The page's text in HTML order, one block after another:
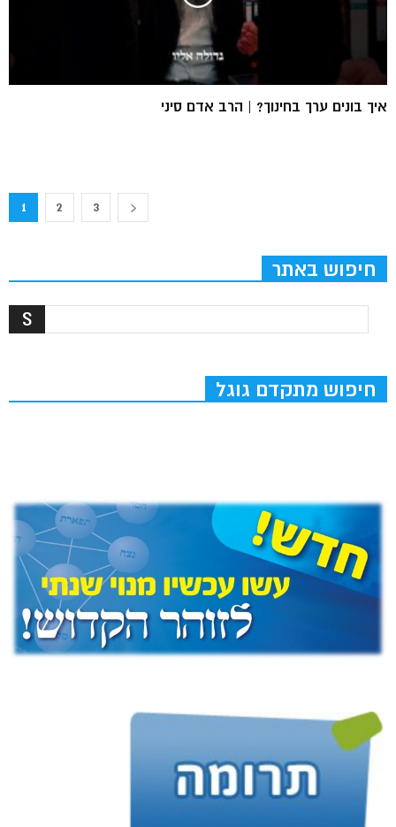
איך בונים ערך בחינוך? | הרב אדם סיני
1 2 3
חיפוש באתר
חיפוש מתקדם גוגל